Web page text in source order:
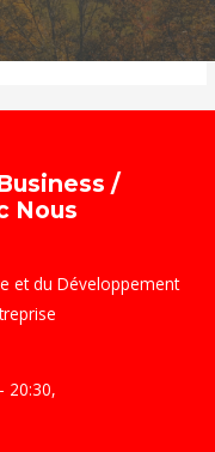
/
Nous
et du Développement
20:30,